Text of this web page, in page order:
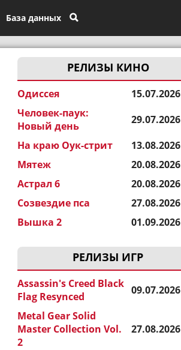
База данных
РЕЛИЗЫ КИНО
Одиссея
15.07.2026
Человек-паук:
Новый день
29.07.2026
На краю Оук-стрит
13.08.2026
Мятеж
20.08.2026
Астрал 6
20.08.2026
Созвездие пса
27.08.2026
Вышка 2
01.09.2026
РЕЛИЗЫ ИГР
Assassin's Creed Black
Flag Resynced
09.07.2026
Metal Gear Solid
Master Collection Vol.
2
27.08.2026